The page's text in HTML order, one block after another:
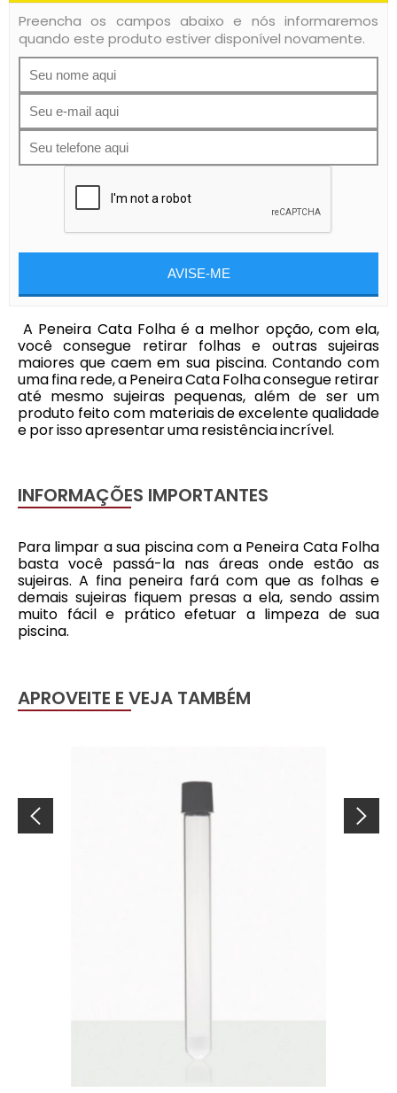
Preencha os campos abaixo e nós informaremos
quando este produto estiver disponível novamente.
AVISE-ME
A Peneira Cata Folha é a melhor opção, com ela,
você consegue retirar folhas e outras sujeiras
maiores que caem em sua piscina. Contando com
uma fina rede, a Peneira Cata Folha consegue retirar
até mesmo sujeiras pequenas, além de ser um
produto feito com materiais de excelente qualidade
e por isso apresentar uma resistência incrível.
INFORMAÇÕES IMPORTANTES
Para limpar a sua piscina com a Peneira Cata Folha
basta você passá-la nas áreas onde estão as
sujeiras. A fina peneira fará com que as folhas e
demais sujeiras fiquem presas a ela, sendo assim
muito fácil e prático efetuar a limpeza de sua
piscina.
APROVEITE E VEJA TAMBÉM